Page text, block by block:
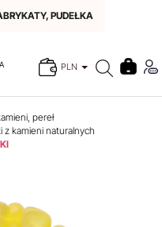
PUDEŁKA
PLN
pereł
z kamieni naturalnych